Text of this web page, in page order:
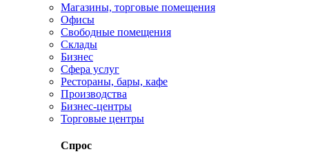
Магазины, торговые помещения
Офисы
Свободные помещения
Склады
Бизнес
Сфера услуг
Рестораны, бары, кафе
Производства
Бизнес-центры
Торговые центры
Спрос